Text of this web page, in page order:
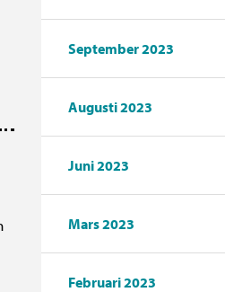
September 2023
Augusti 2023
Juni 2023
Mars 2023
Februari 2023